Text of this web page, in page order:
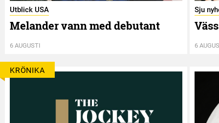
Utblick USA
Melander vann med debutant
6 AUGUSTI
Sju
6
KRÖNIKA